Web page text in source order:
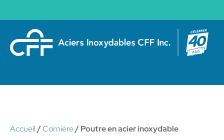
Accueil/Cornière/ Poutre en acier inoxydable